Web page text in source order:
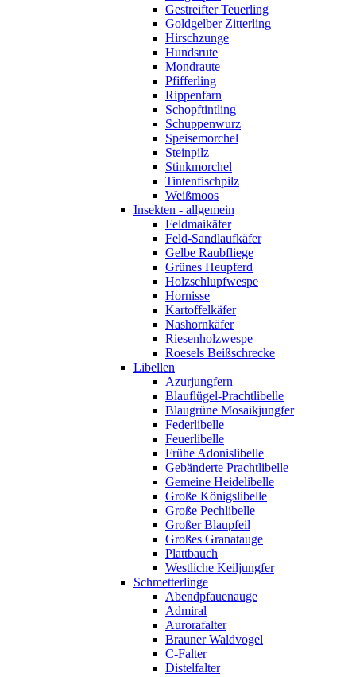
Gestreifter Teuerling
Goldgelber Zitterling
Hirschzunge
Hundsrute
Mondraute
Pfifferling
Rippenfarn
Schopftintling
Schuppenwurz
Speisemorchel
Steinpilz
Stinkmorchel
Tintenfischpilz
Weißmoos
Insekten - allgemein
Feldmaikäfer
Feld-Sandlaufkäfer
Gelbe Raubfliege
Grünes Heupferd
Holzschlupfwespe
Hornisse
Kartoffelkäfer
Nashornkäfer
Riesenholzwespe
Roesels Beißschrecke
Libellen
Azurjungfern
Blauflügel-Prachtlibelle
Blaugrüne Mosaikjungfer
Federlibelle
Feuerlibelle
Frühe Adonislibelle
Gebänderte Prachtlibelle
Gemeine Heidelibelle
Große Königslibelle
Große Pechlibelle
Großer Blaupfeil
Großes Granatauge
Plattbauch
Westliche Keiljungfer
Schmetterlinge
Abendpfauenauge
Admiral
Aurorafalter
Brauner Waldvogel
C-Falter
Distelfalter